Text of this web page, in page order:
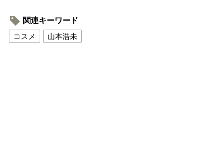
関連キーワード
コスメ
山本浩未